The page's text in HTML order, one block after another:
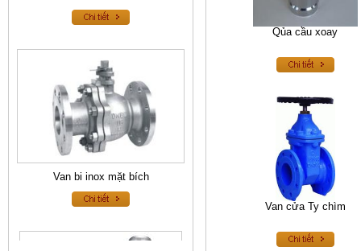
Van bi inox mặt bích
Qủa cầu xoay
Van cửa Ty chìm